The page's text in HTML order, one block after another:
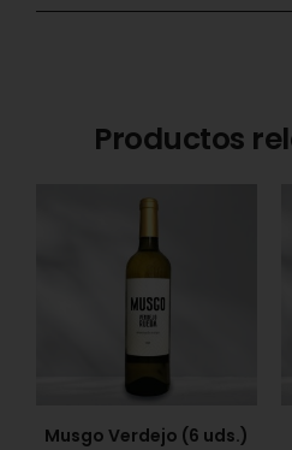
Productos
Musgo Verdejo (6 uds.)